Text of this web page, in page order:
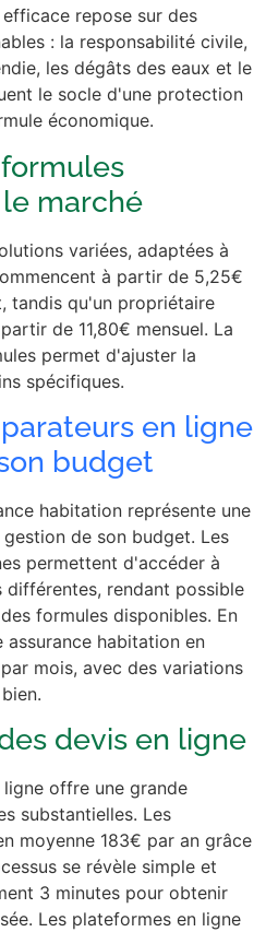
repose sur des
: la responsabilité civile,
les dégâts des eaux et le
le socle d'une protection
économique.
marché
variées, adaptées à
à partir de 5,25€
tandis qu'un propriétaire
de 11,80€ mensuel. La
permet d'ajuster la
spécifiques.
en ligne
budget
habitation représente une
de son budget. Les
permettent d'accéder à
rendant possible
formules disponibles. En
habitation en
mois, avec des variations
devis en ligne
offre une grande
substantielles. Les
moyenne 183€ par an grâce
se révèle simple et
3 minutes pour obtenir
Les plateformes en ligne